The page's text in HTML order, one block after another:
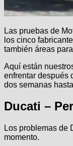
Las pruebas de
los cinco
también áreas
Aquí están
enfrentar después
dos semanas
Ducati –
Los problemas de
momento.